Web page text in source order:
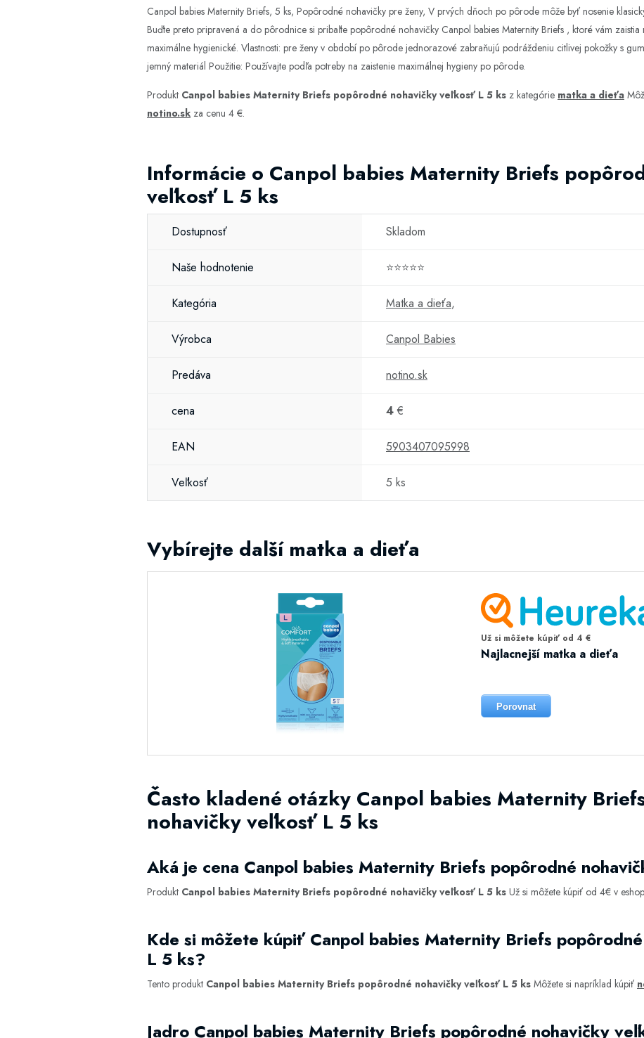
Canpol babies Maternity Briefs, 5 ks, Popôrodné nohavičky pre ženy, V prvých dňoch po pôrode môže byť nosenie
Buďte preto pripravená a do pôrodnice si pribaľte popôrodné nohavičky Canpol babies Maternity Briefs , ktoré vám zaistia
maximálne hygienické. Vlastnosti: pre ženy v období po pôrode jednorazové zabraňujú podráždeniu citlivej pokožky s
jemný materiál Použitie: Používajte podľa potreby na zaistenie maximálnej hygieny po pôrode.
Produkt Canpol babies Maternity Briefs popôrodné nohavičky veľkosť L 5 ks z kategórie matka a dieťa
notino.sk za cenu 4 €.
Informácie o Canpol babies Maternity Briefs
veľkosť L 5 ks
Dostupnosť Skladom
Naše hodnotenie ⭐⭐⭐⭐⭐
Kategória Matka a dieťa,
Výrobca Canpol Babies
Predáva notino.sk
cena 4 €
EAN 5903407095998
Veľkosť 5 ks
Vybírejte další matka a dieťa
Už si môžete kúpiť od 4 €
Najlacnejší matka a dieťa
Porovnat
Často kladené otázky Canpol babies Maternity
nohavičky veľkosť L 5 ks
Aká je cena Canpol babies Maternity Briefs popôrodné
Produkt Canpol babies Maternity Briefs popôrodné nohavičky veľkosť L 5 ks Už si môžete kúpiť od 4€ v
Kde si môžete kúpiť Canpol babies Maternity Briefs
L 5 ks?
Tento produkt Canpol babies Maternity Briefs popôrodné nohavičky veľkosť L 5 ks Môžete si napríklad kúpiť
Jadro Canpol babies Maternity Briefs popôrodné nohavičky